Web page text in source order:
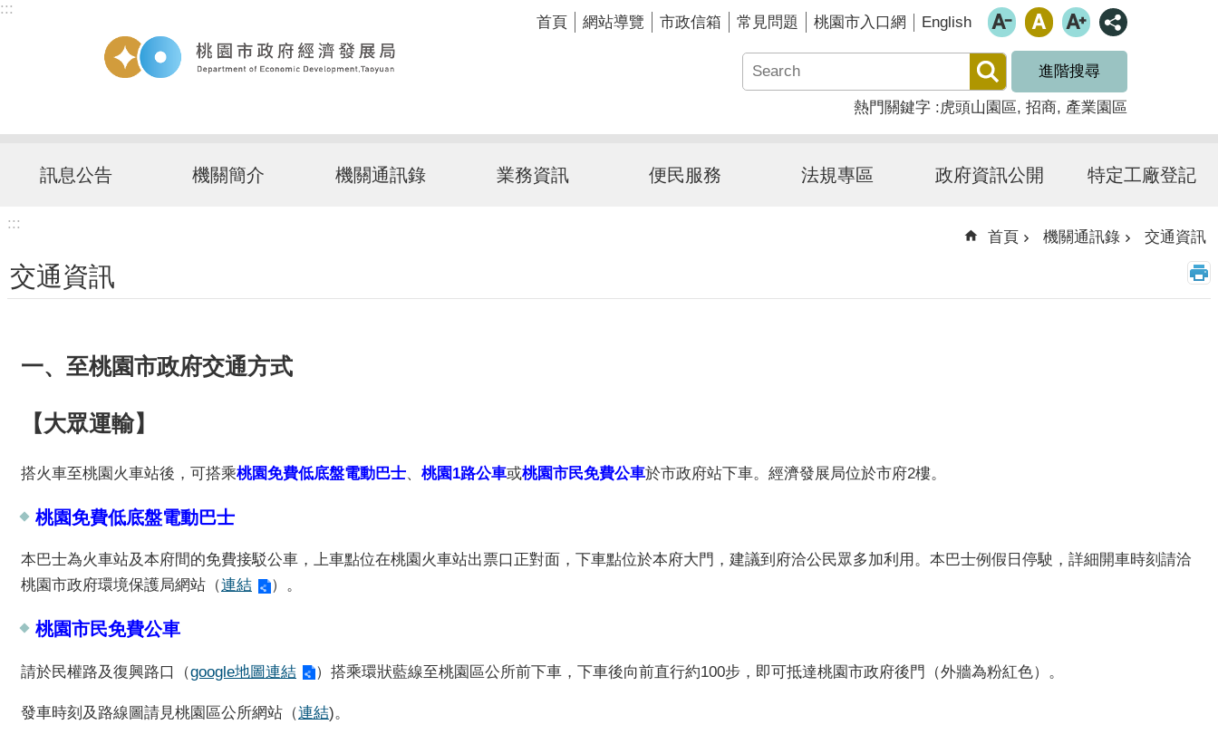
跳到主要內容區塊
:::
首頁 網站導覽 市政信箱 常見問題 桃園市入口網 English
進階搜尋
熱門關鍵字 虎頭山園區 招商 產業園區
訊息公告 機關簡介 機關通訊錄 業務資訊 便民服務 法規專區 政府資訊公開 特定工廠登記
:::
首頁 機關通訊錄 交通資訊
交通資訊
一、至桃園市政府交通方式
【大眾運輸】
搭火車至桃園火車站後，可搭乘桃園免費低底盤電動巴士、 桃園1路公車或桃園市民免費公車於市政府站下車。經濟發展局位於市府2樓。
桃園免費低底盤電動巴士
本巴士為火車站及本府間的免費接駁公車，上車點位在桃園火車站出票口正對面，下車點位於本府大門，建議到府洽公民眾多加利用。本巴士例假日停駛，詳細開車時刻請洽
桃園市政府環境保護局網站（連結 ）。
桃園市民免費公車
請於民權路及復興路口（google地圖連結 ）搭乘環狀藍線至桃園區公所前下車，下車後向前直行約100步，即可抵達桃園市政府後門（外牆為粉紅色）。
發車時刻及路線圖請見桃園區公所網站（連結)。